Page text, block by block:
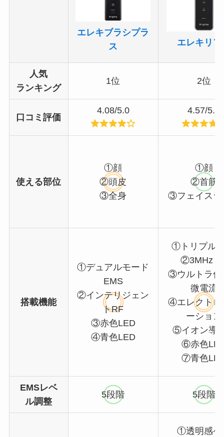
エレキブラシプラ
ス
エレキリフ
人気
ランキング
1位 2位
口コミ評価
4.08/5.0 4.57/5.0
使える部位
①顔
②頭皮
③全身
①顔
②首筋
③フェイスラ
搭載機能
①デュアルモード
EMS
②インテリジェン
トRF
③赤色LED
④青色LED
①トリプル
②3MHz
③ウルトラ低
微電流
④エレクトロ
ーション
⑤イオン導
⑥赤色
⑦青色
EMSレベ
ル調整
5段階 5段階
①透明感ケ